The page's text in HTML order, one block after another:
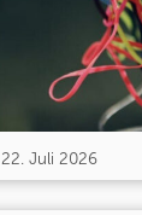
22. Juli 2026